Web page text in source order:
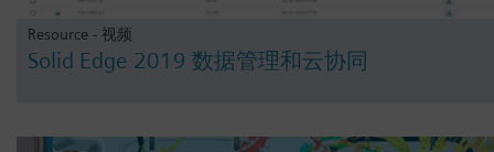
Resource - 视频
Solid Edge 2019 数据管理和云协同